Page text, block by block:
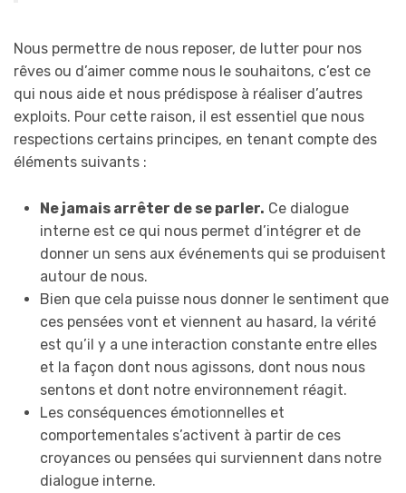
Nous permettre de nous reposer, de lutter pour nos
rêves ou d’aimer comme nous le souhaitons, c’est ce
qui nous aide et nous prédispose à réaliser d’autres
exploits. Pour cette raison, il est essentiel que nous
respections certains principes, en tenant compte des
éléments suivants :
Ne jamais arrêter de se parler. Ce dialogue
interne est ce qui nous permet d’intégrer et de
donner un sens aux événements qui se produisent
autour de nous.
Bien que cela puisse nous donner le sentiment que
ces pensées vont et viennent au hasard, la vérité
est qu’il y a une interaction constante entre elles
et la façon dont nous agissons, dont nous nous
sentons et dont notre environnement réagit.
Les conséquences émotionnelles et
comportementales s’activent à partir de ces
croyances ou pensées qui surviennent dans notre
dialogue interne.